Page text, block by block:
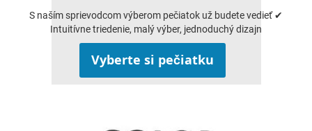
S naším sprievodcom výberom pečiatok už budete vedieť ✔
Intuitívne triedenie, malý výber, jednoduchý dizajn
Vyberte si pečiatku